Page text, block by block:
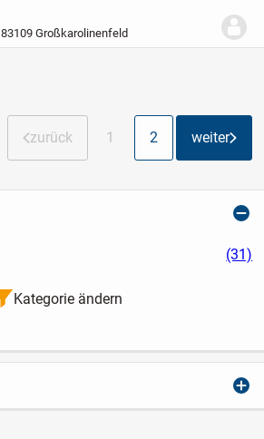
Qualitätsstandard QNG-PLUS errichtet
83109 Großkarolinenfeld
zurück 1 2 weiter
(31)
Kategorie ändern